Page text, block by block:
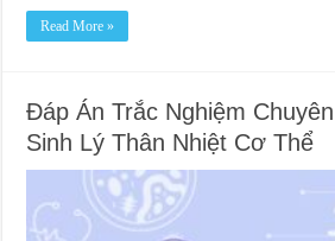
Read More »
Đáp Án Trắc Nghiệm
Sinh Lý Thân Nhiệt Cơ Thể